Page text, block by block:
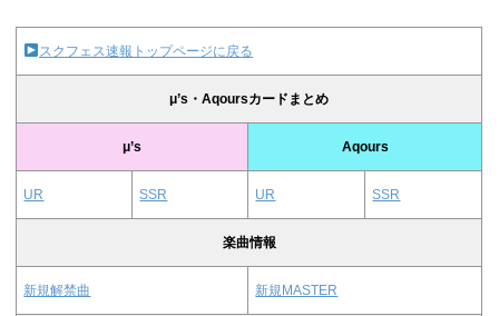
スクフェス速報トップページに戻る
μ’s・Aqoursカードまとめ
μ’s Aqours
UR SSR UR SSR
楽曲情報
新規解禁曲 新規MASTER